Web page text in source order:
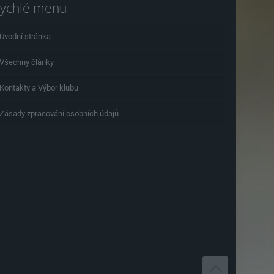
menu
stránka
články
a Výbor klubu
zpracování osobních údajů